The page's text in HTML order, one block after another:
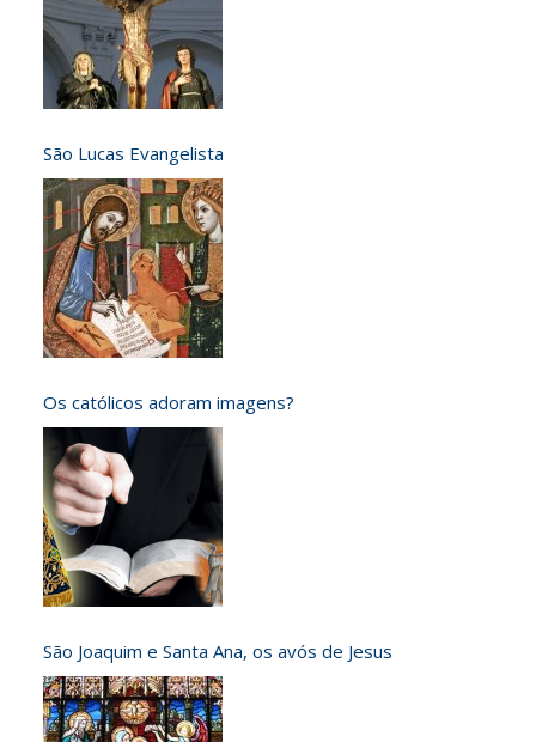
São Lucas Evangelista
Os católicos adoram imagens?
São Joaquim e Santa Ana, os avós de Jesus